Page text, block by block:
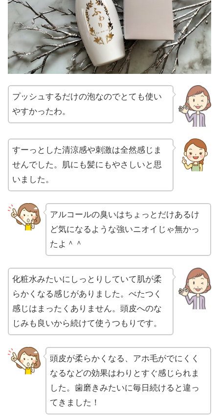
プッシュするだけの泡なのでとても使い
やすかったわ。
すーっとした清涼感や刺激は全然感じま
せんでした。肌にも髪にもやさしいと思
いました。
アルコールの臭いはちょっとだけあるけ
ど気になるような強いニオイじゃ無かっ
たよ＾＾
化粧水みたいにしっとりしていて肌が柔
らかくなる感じがありました。べたつく
感じはまったくありません。頭皮へのな
じみも良いから続けて使うつもりです。
頭皮が柔らかくなる、アホ毛がでにくく
なるなどの効果はわりとすぐ感じられま
した。歯磨きみたいに毎日続けると違っ
てきました！